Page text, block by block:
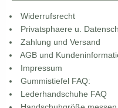
Widerrufsrecht
Privatsphaere u.
Zahlung und Versand
AGB und
Impressum
Gummistiefel FAQ:
Lederhandschuhe FAQ